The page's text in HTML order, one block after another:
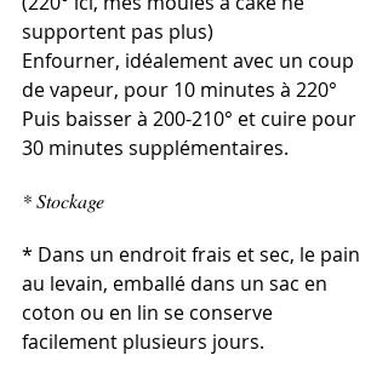
supportent pas plus)
Enfourner, idéalement avec un coup
de vapeur, pour 10 minutes à 220°
Puis baisser à 200-210° et cuire pour
30 minutes supplémentaires.
* Stockage
* Dans un endroit frais et sec, le pain
au levain, emballé dans un sac en
coton ou en lin se conserve
facilement plusieurs jours.